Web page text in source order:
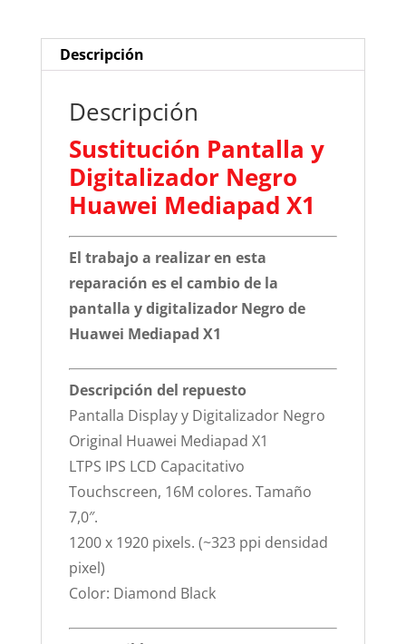
cantidad
Descripción
Descripción
Sustitución Pantalla y
Digitalizador Negro
Huawei Mediapad X1
El trabajo a realizar en esta
reparación es el cambio de la
pantalla y digitalizador Negro de
Huawei Mediapad X1
Descripción del repuesto
Pantalla Display y Digitalizador Negro
Original Huawei Mediapad X1
LTPS IPS LCD Capacitativo
Touchscreen, 16M colores. Tamaño
7,0″.
1200 x 1920 pixels. (~323 ppi densidad
pixel)
Color: Diamond Black